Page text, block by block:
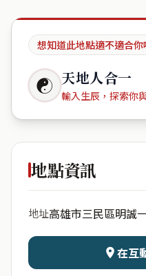
想知道此地點適不適合你
☯ 天地人合一
輸入生辰，探索你
日期
地點資訊
地址高雄市三民區明誠
在互